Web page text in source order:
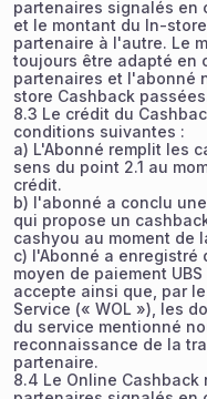
partenaires signalés en
et le montant du In-
partenaire à l'autre. Le
toujours être adapté en
partenaires et l'abonné
store Cashback
8.3 Le crédit du
conditions suivantes :
a) L'Abonné remplit les
sens du point 2.1 au
crédit.
b) l'abonné a conclu
qui propose un
cashyou au moment de
c) l'Abonné a
moyen de paiement
accepte ainsi que, par
Service (« WOL »), les
du service mentionné
reconnaissance de la
partenaire.
8.4 Le Online